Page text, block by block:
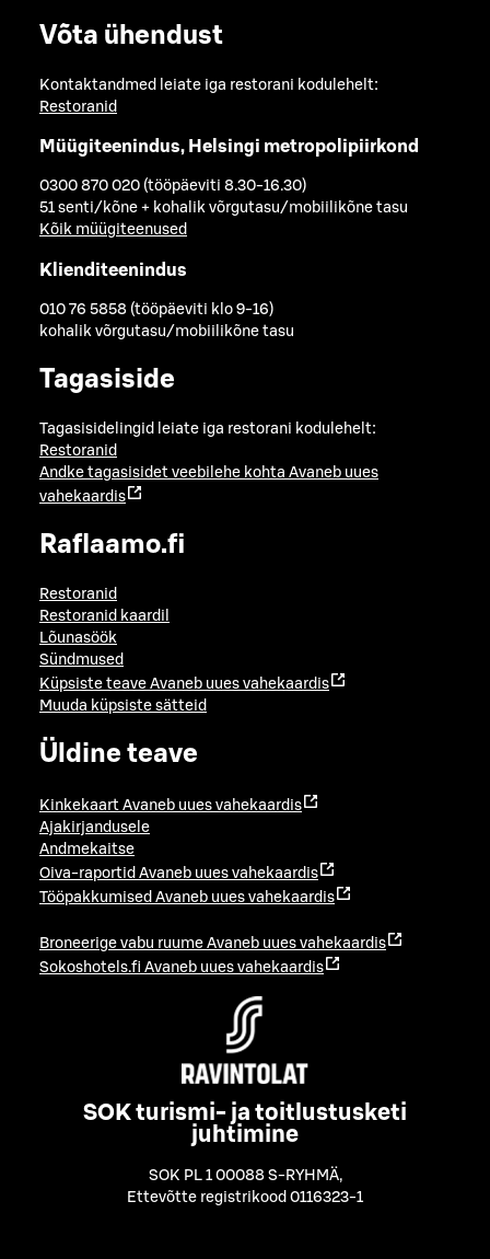
Võta ühendust
Kontaktandmed leiate iga restorani kodulehelt:
Restoranid
Müügiteenindus, Helsingi metropolipiirkond
0300 870 020 (tööpäeviti 8.30-16.30)
51 senti/kõne + kohalik võrgutasu/mobiilikõne tasu
Kõik müügiteenused
Klienditeenindus
010 76 5858 (tööpäeviti klo 9-16)
kohalik võrgutasu/mobiilikõne tasu
Tagasiside
Tagasisidelingid leiate iga restorani kodulehelt:
Restoranid
Andke tagasisidet veebilehe kohta Avaneb uues
vahekaardis
Raflaamo.fi
Restoranid
Restoranid kaardil
Lõunasöök
Sündmused
Küpsiste teave Avaneb uues vahekaardis
Muuda küpsiste sätteid
Üldine teave
Kinkekaart Avaneb uues vahekaardis
Ajakirjandusele
Andmekaitse
Oiva-raportid Avaneb uues vahekaardis
Tööpakkumised Avaneb uues vahekaardis
Broneerige vabu ruume Avaneb uues vahekaardis
Sokoshotels.fi Avaneb uues vahekaardis
SOK turismi- ja toitlustusketi
juhtimine
SOK PL 1 00088 S-RYHMÄ,
Ettevõtte registrikood 0116323-1